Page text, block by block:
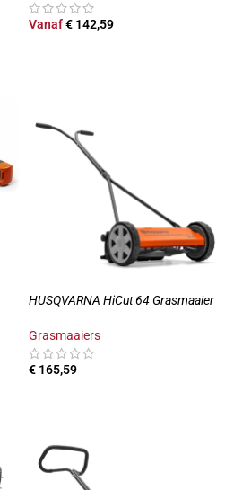
Vanaf€ 142,59
HUSQVARNA HiCut 64 Grasmaaier
Grasmaaiers
€ 165,59